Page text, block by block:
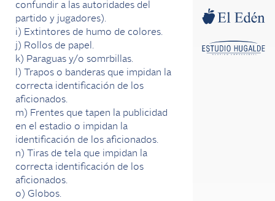
confundir a las autoridades del
partido y jugadores).
i) Extintores de humo de colores.
j) Rollos de papel.
k) Paraguas y/o somrbillas.
l) Trapos o banderas que impidan la
correcta identificación de los
aficionados.
m) Frentes que tapen la publicidad
en el estadio o impidan la
identificación de los aficionados.
n) Tiras de tela que impidan la
correcta identificación de los
aficionados.
o) Globos.